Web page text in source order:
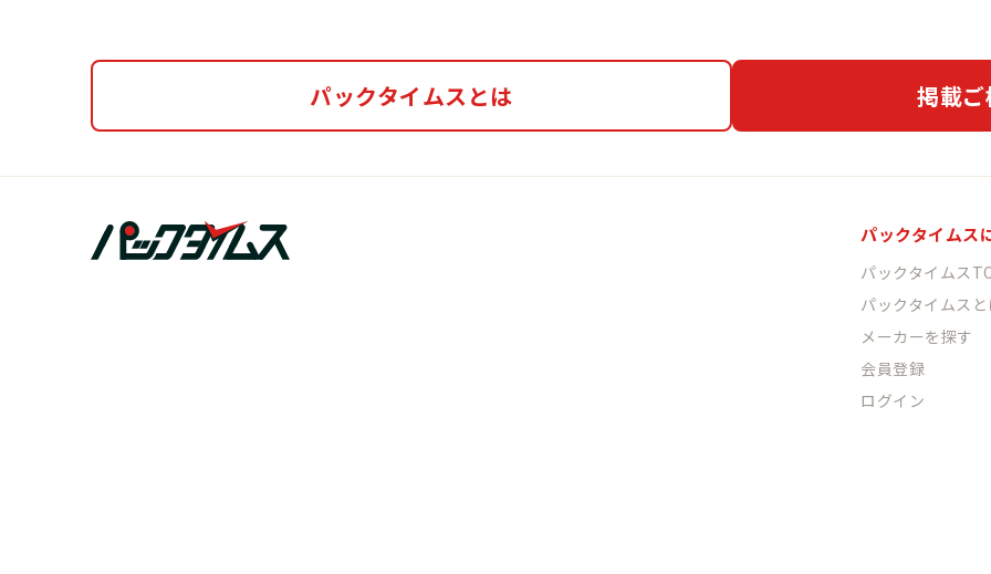
パックタイムスとは 掲載
パックタイムス
パックタイムス
パックタイムス
メーカーを探す
会員登録
ログイン